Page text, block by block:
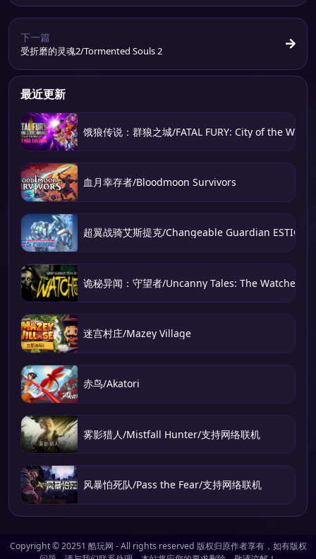
下一篇
受折磨的灵魂2/Tormented Souls 2
最近更新
饿狼传说：群狼之城/FATAL FURY: City of the
血月幸存者/Bloodmoon Survivors
超翼战骑艾斯提克/Changeable Guardian ESTIQUE
诡秘异闻：守望者/Uncanny Tales: The Watcher
迷宫村庄/Mazey Village
赤鸟/Akatori
雾影猎人/Mistfall Hunter/支持网络联机
风暴怕死队/Pass the Fear/支持网络联机
Copyright © 20251 酷玩网 - All rights reserved 版权归原作者享有，如有版权